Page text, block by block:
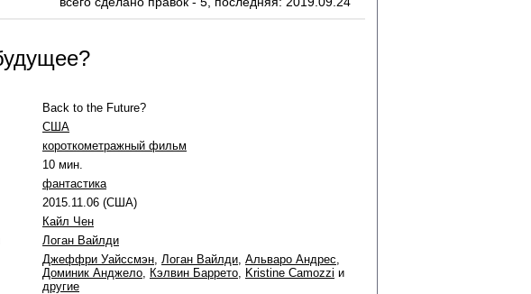
Back to the Future?
США
короткометражный фильм
10 мин.
фантастика
2015.11.06 (США)
Кайл Чен
Логан Вайлди
Джеффри Уайссмэн, Логан Вайлди, Альваро Андрес,
Доминик Анджело, Кэлвин Баррето, Kristine Camozzi и
другие